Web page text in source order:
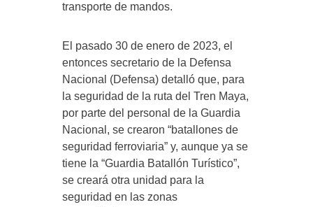
transporte de mandos.
El pasado 30 de enero de 2023, el
entonces secretario de la Defensa
Nacional (Defensa) detalló que, para
la seguridad de la ruta del Tren Maya,
por parte del personal de la Guardia
Nacional, se crearon “batallones de
seguridad ferroviaria” y, aunque ya se
tiene la “Guardia Batallón Turístico”,
se creará otra unidad para la
seguridad en las zonas